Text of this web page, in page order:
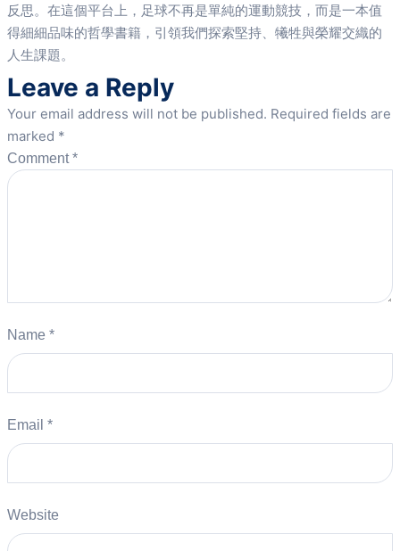
反思。在這個平台上，足球不再是單純的運動競技，而是一本值
得細細品味的哲學書籍，引領我們探索堅持、犧牲與榮耀交織的
人生課題。
Leave a Reply
Your email address will not be published. Required fields are
marked *
Comment*
Name *
Email *
Website